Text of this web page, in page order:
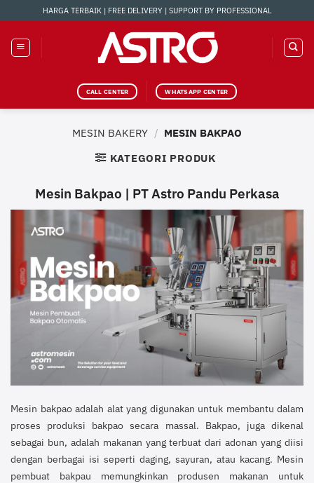
to
content
HARGA TERBAIK | FREE DELIVERY | SUPPORT BY PROFESSIONAL
CALL CENTER WHATSAPP CENTER
MESIN BAKERY / MESIN BAKPAO
KATEGORI PRODUK
Mesin Bakpao | PT Astro Pandu Perkasa
Mesin bakpao adalah alat yang digunakan untuk membantu dalam
proses produksi bakpao secara massal. Bakpao, juga dikenal
sebagai bun, adalah makanan yang terbuat dari adonan yang diisi
dengan berbagai isi seperti daging, sayuran, atau kacang. Mesin
pembuat bakpau memungkinkan produsen makanan untuk